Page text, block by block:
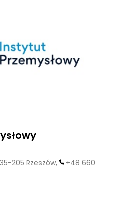
205 Rzeszów,
+48 660